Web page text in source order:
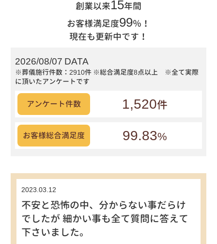
創業以来15年間
お客様満足度99％！
現在も更新中です！
2026/08/07 DATA
※葬儀施行件数：2910件 ※総合満足度8点以上 ※全て実際
に頂いたアンケートです
アンケート件数 1,520件
お客様総合満足度 99.83%
2023.03.12
不安と恐怖の中、分からない事だらけ
でしたが 細かい事も全て質問に答えて
下さいました。